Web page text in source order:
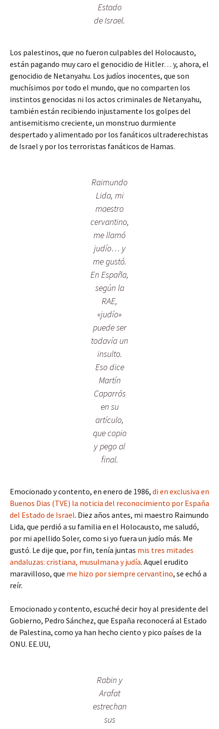
Estado
de Israel.
Los palestinos, que no fueron culpables del Holocausto,
están pagando muy caro el genocidio de Hitler… y, ahora, el
genocidio de Netanyahu. Los judíos inocentes, que son
muchísimos por todo el mundo, que no comparten los
instintos genocidas ni los actos criminales de Netanyahu,
también están recibiendo injustamente los golpes del
antisemitismo creciente, un monstruo durmiente
despertado y alimentado por los fanáticos ultraderechistas
de Israel y por los terroristas fanáticos de Hamas.
Raimundo
Lida, mi
maestro
cervantino,
me llamó
judío… y
me gustó.
En España,
según la
RAE,
«judío»
puede ser
todavía un
insulto.
Eso dice
Martín
Caparrós
en su
artículo,
que copio
y pego al
final.
Emocionado y contento, en enero de 1986, di en exclusiva en
Buenos Dias (TVE) la noticia del reconocimiento por España
del Estado de Israel. Diez años antes, mi maestro Raimundo
Lida, que perdió a su familia en el Holocausto, me saludó,
por mi apellido Soler, como si yo fuera un judío más. Me
gustó. Le dije que, por fin, tenía juntas mis tres mitades
andaluzas: cristiana, musulmana y judía. Aquel erudito
maravilloso, que me hizo por siempre cervantino, se echó a
reír.
Emocionado y contento, escuché decir hoy al presidente del
Gobierno, Pedro Sánchez, que España reconocerá al Estado
de Palestina, como ya han hecho ciento y pico países de la
ONU. EE.UU,
Rabin y
Arafat
estrechan
sus